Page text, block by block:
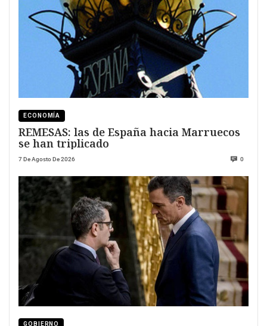
ECONOMÍA
REMESAS: las de España hacia Marruecos
se han triplicado
7 De Agosto De 2026 0
GOBIERNO